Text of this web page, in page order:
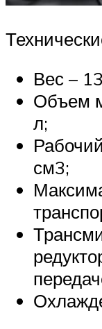
Вес –
Объем
л;
см3;